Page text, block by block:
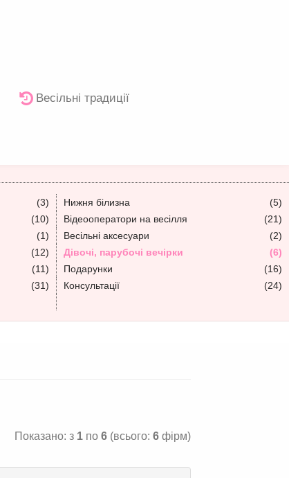
Весільні традиції
(3) Нижня білизна
(5)
(10) Відеооператори на весілля
(21)
(1) Весільні аксесуари
(2)
(12) Дівочі, парубочі вечірки
(6)
(11) Подарунки
(16)
(31) Консультації
(24)
Показано: з 1 по 6 (всього: 6 фірм)